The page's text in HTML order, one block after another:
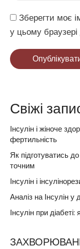
Website
Зберегти моє
у цьому
Свіжі
Інсулін і жіноче
фертильність
Як підготуватись
точним
Інсулін і
Аналіз на Інсулін у
Інсулін при